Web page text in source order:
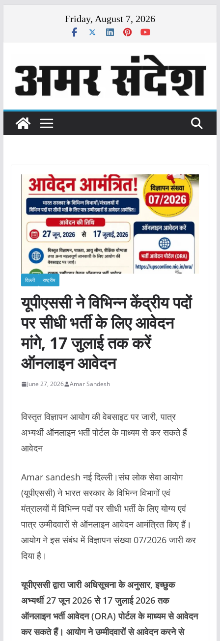
Friday, August 7, 2026
दिल्ली राष्ट्रीय
यूपीएससी ने विभिन्न केंद्रीय पदों
पर सीधी भर्ती के लिए आवेदन
मांगे, 17 जुलाई तक करें
ऑनलाइन आवेदन
June 27, 2026 Amar Sandesh
विस्तृत विज्ञापन आयोग की वेबसाइट पर जारी, पात्र
अभ्यर्थी ऑनलाइन भर्ती पोर्टल के माध्यम से कर सकते हैं
आवेदन
Amar sandesh नई दिल्ली।संघ लोक सेवा आयोग
(यूपीएससी) ने भारत सरकार के विभिन्न विभागों एवं
मंत्रालयों में विभिन्न पदों पर सीधी भर्ती के लिए योग्य एवं
पात्र उम्मीदवारों से ऑनलाइन आवेदन आमंत्रित किए हैं।
आयोग ने इस संबंध में विज्ञापन संख्या 07/2026 जारी कर
दिया है।
यूपीएससी द्वारा जारी अधिसूचना के अनुसार, इच्छुक
अभ्यर्थी 27 जून 2026 से 17 जुलाई 2026 तक
ऑनलाइन भर्ती आवेदन (ORA) पोर्टल के माध्यम से आवेदन
कर सकते हैं। आयोग ने उम्मीदवारों से आवेदन करने से